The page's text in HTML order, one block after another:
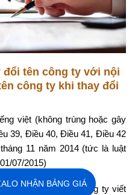
đổi tên công ty với nội
công ty khi thay đổi
việt (không trùng hoặc gây
39, Điều 40, Điều 41, Điều 42
11 năm 2014 (tức là luật
07/2015)
anh (lưu ý: tên công ty viết
NHẬN BẢNG GIÁ